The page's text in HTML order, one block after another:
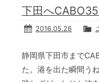
下田へ
2016.05.26
静岡県下田市まで
た。港を出た瞬間う